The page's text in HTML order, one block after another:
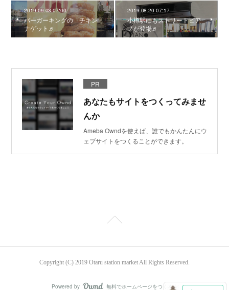
2019.09.03 07:00
バーガーキングの チキン
ナゲット♬
2019.08.20 07:17
小樽駅にもストリートピア
ノが登場♬
PR
あなたもサイトをつくってみませ
んか
Ameba Owndを使えば、誰でもかんたんにウ
ェブサイトをつくることができます。
Copyright (C) 2019 Otaru station market All Rights Reserved.
Powered by 無料でホームページをつくろう